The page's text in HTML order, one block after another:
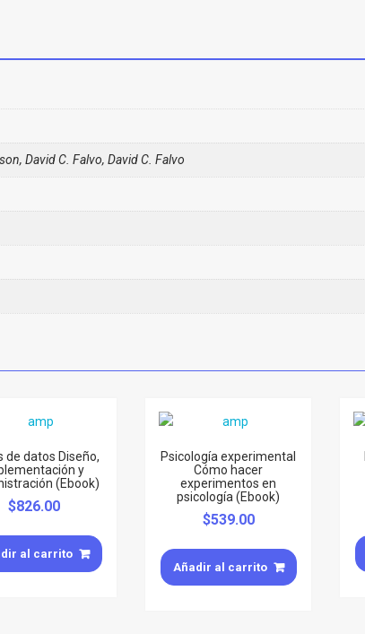
David C. Falvo, David C. Falvo
de datos Diseño,
y
(Ebook)
$826.00
al carrito
Psicología experimental
Cómo hacer
experimentos en
psicología (Ebook)
$539.00
Añadir al carrito